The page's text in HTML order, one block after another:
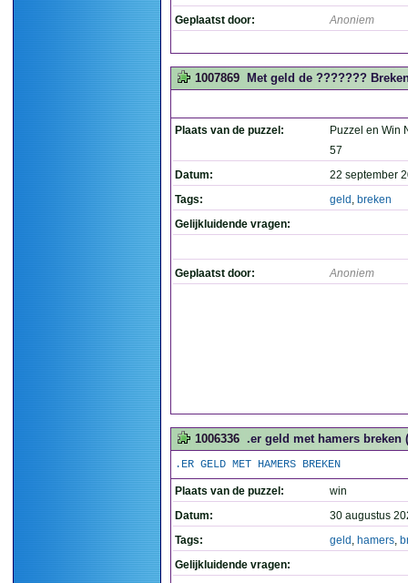
Geplaatst door: Anoniem
1007869 Met geld de ???????
Plaats van de puzzel:
Puzzel en Win
57
Datum:
22 september
Tags:
geld , breken
Gelijkluidende vragen:
Geplaatst door: Anoniem
1006336 .er geld met hamers breken
.ER GELD MET HAMERS BREKEN
Plaats van de puzzel:
win
Datum:
30 augustus
Tags:
geld , hamers,
Gelijkluidende vragen: